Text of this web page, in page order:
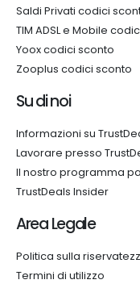
Saldi Privati codici
TIM ADSL e Mobile
Yoox codici sconto
Zooplus codici sconto
Su di noi
Informazioni su
Lavorare presso
Il nostro programma
TrustDeals Insider
Area Legale
Politica sulla
Termini di utilizzo